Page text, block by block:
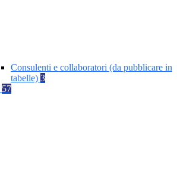
Consulenti e collaboratori (da pubblicare in
tabelle) 3
57